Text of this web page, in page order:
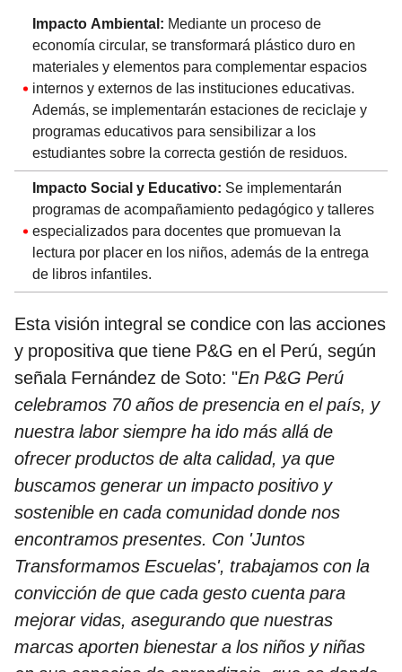
Impacto Ambiental: Mediante un proceso de
economía circular, se transformará plástico duro en
materiales y elementos para complementar espacios
internos y externos de las instituciones educativas.
Además, se implementarán estaciones de reciclaje y
programas educativos para sensibilizar a los
estudiantes sobre la correcta gestión de residuos.
Impacto Social y Educativo: Se implementarán
programas de acompañamiento pedagógico y talleres
especializados para docentes que promuevan la
lectura por placer en los niños, además de la entrega
de libros infantiles.
Esta visión integral se condice con las acciones
y propositiva que tiene P&G en el Perú, según
señala Fernández de Soto: "En P&G Perú
celebramos 70 años de presencia en el país, y
nuestra labor siempre ha ido más allá de
ofrecer productos de alta calidad, ya que
buscamos generar un impacto positivo y
sostenible en cada comunidad donde nos
encontramos presentes. Con 'Juntos
Transformamos Escuelas', trabajamos con la
convicción de que cada gesto cuenta para
mejorar vidas, asegurando que nuestras
marcas aporten bienestar a los niños y niñas